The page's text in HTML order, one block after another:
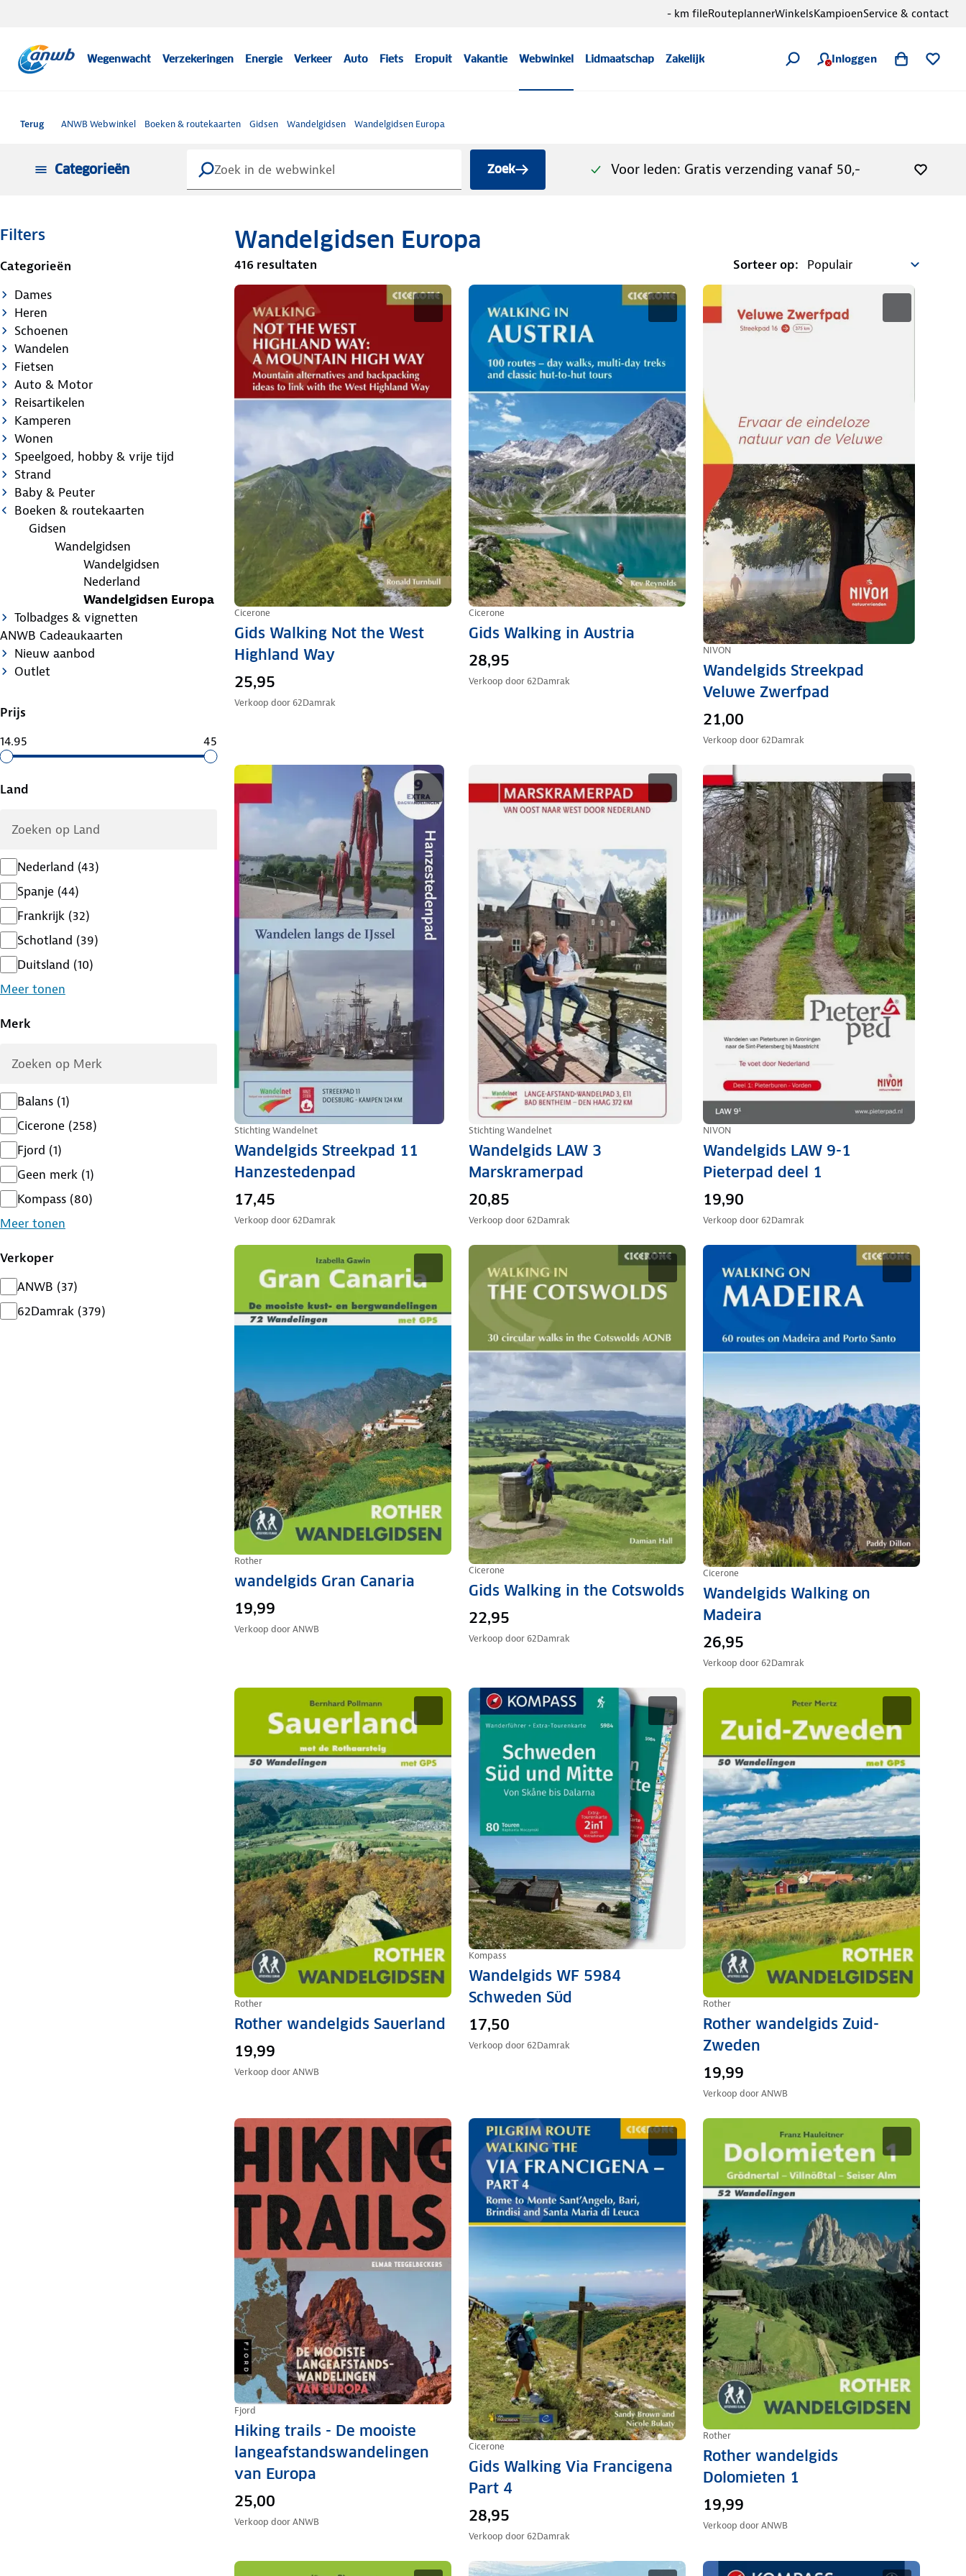
Wegenwacht Verzekeringen Energie Verkeer Auto Fiets Eropuit Vakantie Webwinkel Lidmaatschap Zakelijk Inloggen
- km fileRouteplannerWinkelsKampioenService & contact
Terug ANWB Webwinkel Boeken & routekaarten Gidsen Wandelgidsen Wandelgidsen Europa
Categorieën Zoek Voor leden: Gratis verzending vanaf 50,-
Filters
Categorieën
Dames
Heren
Schoenen
Wandelen
Fietsen
Auto & Motor
Reisartikelen
Kamperen
Wonen
Speelgoed, hobby & vrije tijd
Strand
Baby & Peuter
Boeken & routekaarten
Gidsen
Wandelgidsen
Wandelgidsen
Nederland
Wandelgidsen Europa
Tolbadges & vignetten
ANWB Cadeaukaarten
Nieuw aanbod
Outlet
Prijs
14.95
45
Land
Nederland (43)
Spanje (44)
Frankrijk (32)
Schotland (39)
Duitsland (10)
Meer tonen
Merk
Balans (1)
Cicerone (258)
Fjord (1)
Geen merk (1)
Kompass (80)
Meer tonen
Verkoper
ANWB (37)
62Damrak (379)
Wandelgidsen Europa
416 resultaten Sorteer op:
Cicerone
Gids Walking Not the West
Highland Way
25,95
Verkoop door 62Damrak
Cicerone
Gids Walking in Austria
28,95
Verkoop door 62Damrak
NIVON
Wandelgids Streekpad
Veluwe Zwerfpad
21,00
Verkoop door 62Damrak
Stichting Wandelnet
Wandelgids Streekpad 11
Hanzestedenpad
17,45
Verkoop door 62Damrak
Stichting Wandelnet
Wandelgids LAW 3
Marskramerpad
20,85
Verkoop door 62Damrak
NIVON
Wandelgids LAW 9-1
Pieterpad deel 1
19,90
Verkoop door 62Damrak
Rother
wandelgids Gran Canaria
19,99
Verkoop doorANWB
Cicerone
Gids Walking in the Cotswolds
22,95
Verkoop door 62Damrak
Cicerone
Wandelgids Walking on
Madeira
26,95
Verkoop door 62Damrak
Rother
Rother wandelgids Sauerland
19,99
Verkoop doorANWB
Kompass
Wandelgids WF 5984
Schweden Süd
17,50
Verkoop door 62Damrak
Rother
Rother wandelgids Zuid-
Zweden
19,99
Verkoop doorANWB
Fjord
Hiking trails - De mooiste
langeafstandswandelingen
van Europa
25,00
Verkoop doorANWB
Cicerone
Gids Walking Via Francigena
Part 4
28,95
Verkoop door 62Damrak
Rother
Rother wandelgids
Dolomieten 1
19,99
Verkoop doorANWB